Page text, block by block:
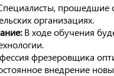
прошедшие
организациях.
В ходе обучения
фрезеровщика
внедрение